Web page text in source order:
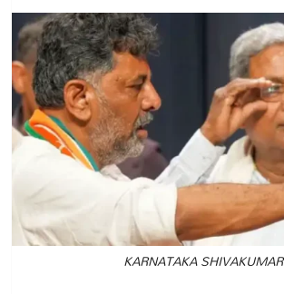
KARNATAKA SHIVAKUMAR